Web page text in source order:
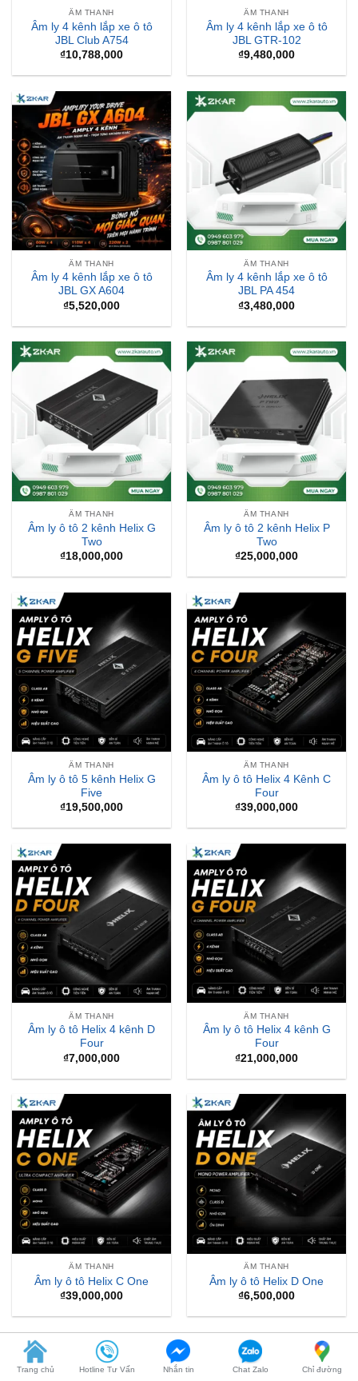
ÂM THANH
Âm ly 4 kênh lắp xe ô tô
JBL Club A754
₫10,788,000
ÂM THANH
Âm ly 4 kênh lắp xe ô tô
JBL GTR-102
₫9,480,000
ÂM THANH
Âm ly 4 kênh lắp xe ô tô
JBL GX A604
₫5,520,000
ÂM THANH
Âm ly 4 kênh lắp xe ô tô
JBL PA 454
₫3,480,000
ÂM THANH
Âm ly ô tô 2 kênh Helix G
Two
₫18,000,000
ÂM THANH
Âm ly ô tô 2 kênh Helix P
Two
₫25,000,000
ÂM THANH
Âm ly ô tô 5 kênh Helix G
Five
₫19,500,000
ÂM THANH
Âm ly ô tô Helix 4 Kênh C
Four
₫39,000,000
ÂM THANH
Âm ly ô tô Helix 4 kênh D
Four
₫7,000,000
ÂM THANH
Âm ly ô tô Helix 4 kênh G
Four
₫21,000,000
ÂM THANH
Âm ly ô tô Helix C One
₫39,000,000
ÂM THANH
Âm ly ô tô Helix D One
₫6,500,000
3 … 12
Trang chủ Hotline Tư Vấn Nhắn tin Chat Zalo Chỉ đường